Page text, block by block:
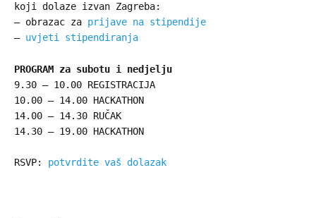
koji dolaze izvan Zagreba:
– obrazac za prijave na stipendije
– uvjeti stipendiranja
PROGRAM za subotu i nedjelju
9.30 – 10.00 REGISTRACIJA
10.00 – 14.00 HACKATHON
14.00 – 14.30 RUČAK
14.30 – 19.00 HACKATHON
RSVP: potvrdite vaš dolazak